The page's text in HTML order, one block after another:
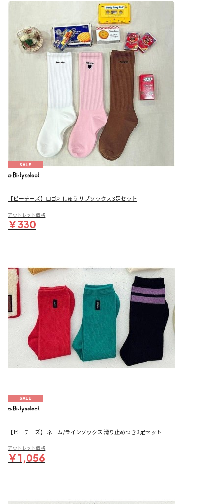
SALE
【ピーチーズ】ロゴ刺しゅう リブソックス 3足セット
アウトレット価格
￥330
SALE
【ピーチーズ】 ネーム/ラインソックス 滑り止めつき 3足セット
アウトレット価格
￥1,056